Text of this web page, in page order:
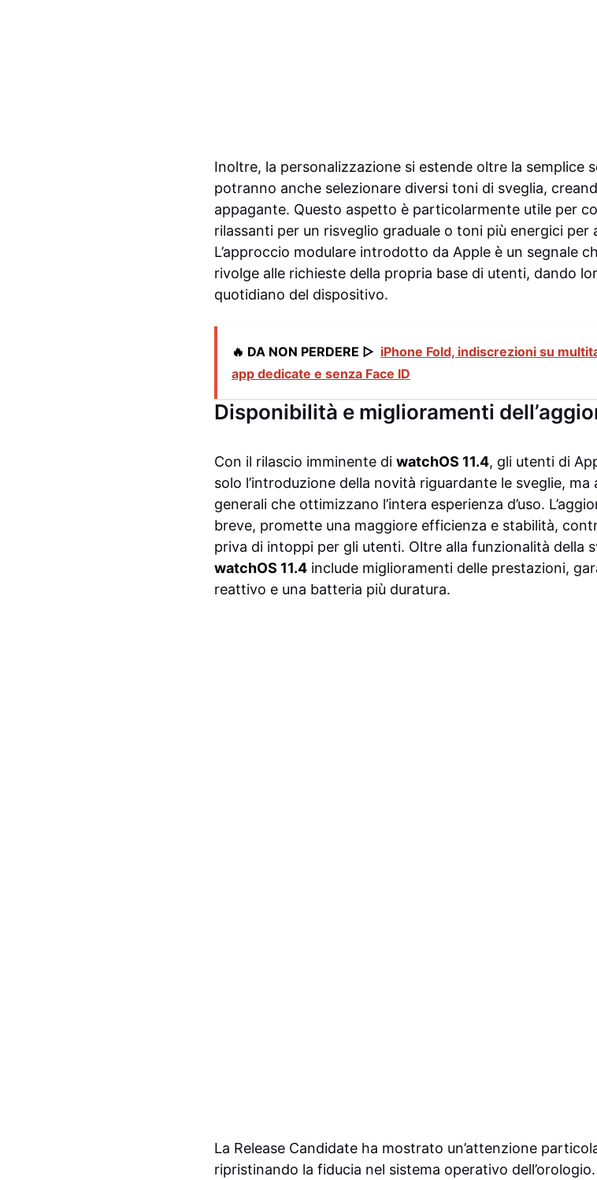
Inoltre, la personalizzazione si estende oltre la semplice
potranno anche selezionare diversi toni di sveglia,
appagante. Questo aspetto è particolarmente utile per
rilassanti per un risveglio graduale o toni più energici per
L’approccio modulare introdotto da Apple è un segnale
rivolge alle richieste della propria base di utenti, dando
quotidiano del dispositivo.
🔥 DA NON PERDERE ▷ iPhone Fold, indiscrezioni su
app dedicate e senza Face ID
Disponibilità e miglioramenti
Con il rilascio imminente di watchOS 11.4, gli utenti di
solo l’introduzione della novità riguardante le sveglie,
generali che ottimizzano l’intera esperienza d’uso.
breve, promette una maggiore efficienza e stabilità,
priva di intoppi per gli utenti. Oltre alla funzionalità della
watchOS 11.4 include miglioramenti delle prestazioni,
reattivo e una batteria più duratura.
La Release Candidate ha mostrato un’attenzione
ripristinando la fiducia nel sistema operativo